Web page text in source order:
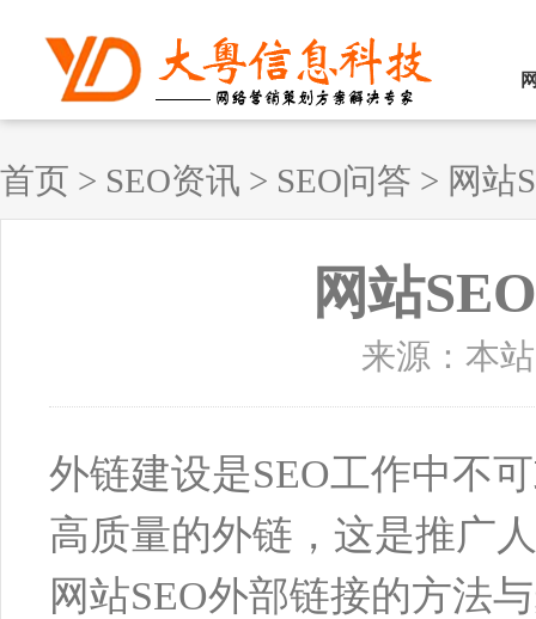
首页 > SEO资讯 > SEO问答 > 网站
网站
来源：本
外链建设是SEO工作中不
高质量的外链，这是推广
网站SEO外部链接的方法